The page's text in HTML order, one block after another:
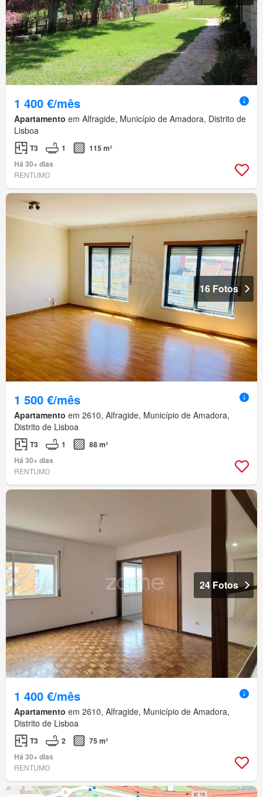
1 400 €/mês
Apartamento em Alfragide, Município de Amadora, Distrito de
Lisboa
T3 1
115 m²
Há 30+ dias
RENTUMO
16 Fotos
1 500 €/mês
Apartamento em 2610, Alfragide, Município de Amadora,
Distrito de Lisboa
T3 1
88 m²
Há 30+ dias
RENTUMO
24 Fotos
1 400 €/mês
Apartamento em 2610, Alfragide, Município de Amadora,
Distrito de Lisboa
T3 2
75 m²
Há 30+ dias
RENTUMO